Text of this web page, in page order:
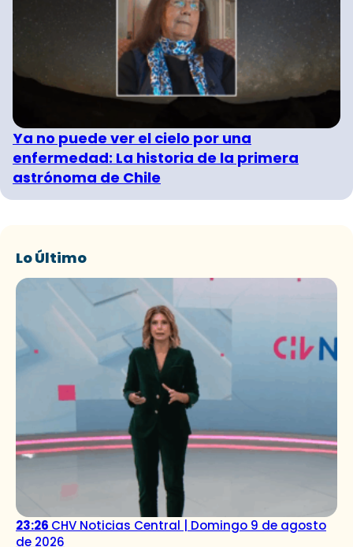
Ya no puede ver el cielo por una
enfermedad: La historia de la primera
astrónoma de Chile
Lo Último
23:26 CHV Noticias Central | Domingo 9 de agosto
de 2026